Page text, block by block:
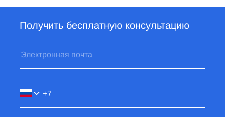
Получить бесплатную консультацию